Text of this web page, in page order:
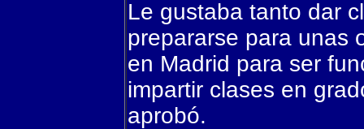
Le gustaba tanto dar
prepararse para unas
en Madrid para ser
impartir clases en
aprobó.